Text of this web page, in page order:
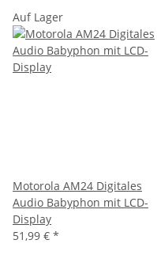
Auf Lager
Motorola AM24 Digitales
Audio Babyphon mit LCD-
Display
51,99 € *